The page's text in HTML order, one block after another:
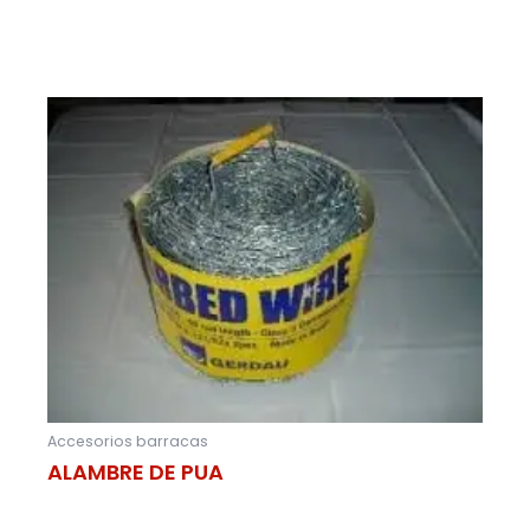
Accesorios barracas
ALAMBRE DE PUA